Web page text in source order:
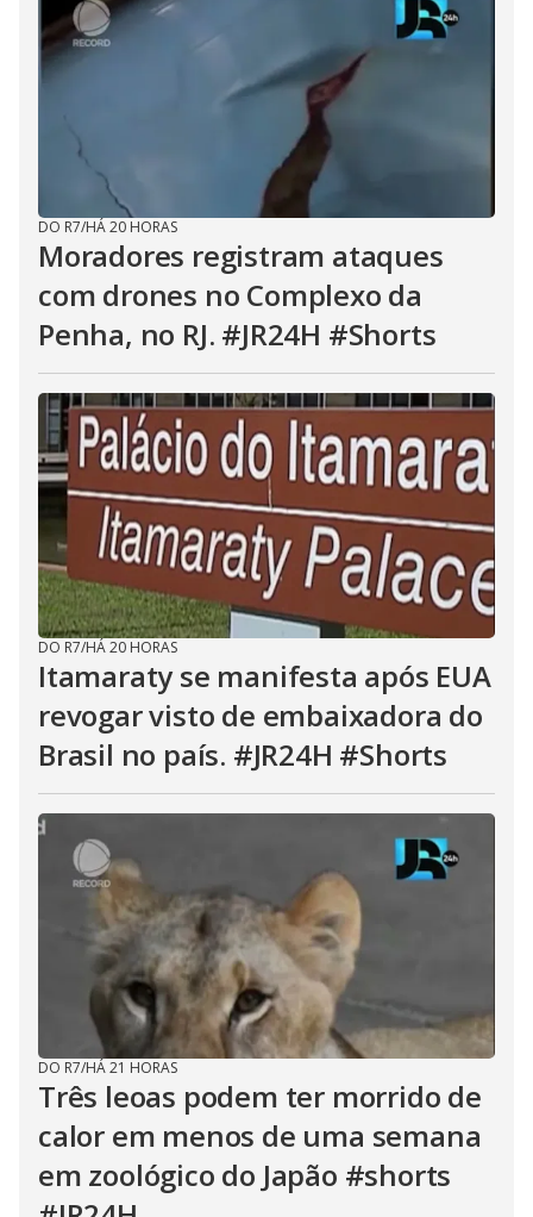
DO R7/HÁ 20 HORAS
Moradores registram ataques
com drones no Complexo da
Penha, no RJ. #JR24H #Shorts
DO R7/HÁ 20 HORAS
Itamaraty se manifesta após EUA
revogar visto de embaixadora do
Brasil no país. #JR24H #Shorts
DO R7/HÁ 21 HORAS
Três leoas podem ter morrido de
calor em menos de uma semana
em zoológico do Japão #shorts